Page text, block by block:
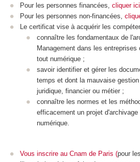
Pour les personnes financées, cliquer
Pour les personnes non-financées,
Le certificat vise à acquérir les
connaître les fondamentaux de
Management dans les entreprises
tout numérique ;
savoir identifier et gérer les
temps et dont la mauvaise
juridique, financier ou métier ;
connaître les normes et les
efficacement un projet
numérique.
Vous inscrire au Cnam de Paris (pour